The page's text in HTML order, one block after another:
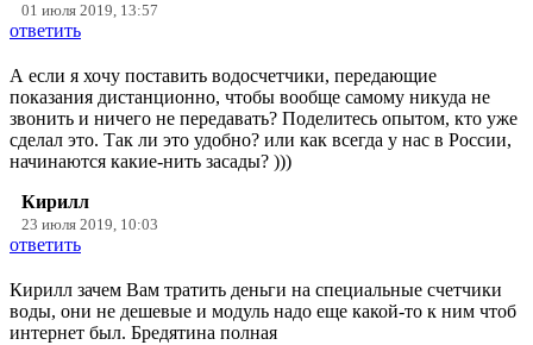
01 июля 2019, 13:57
ответить
А если я хочу поставить водосчетчики, передающие
показания дистанционно, чтобы вообще самому никуда не
звонить и ничего не передавать? Поделитесь опытом, кто уже
сделал это. Так ли это удобно? или как всегда у нас в России,
начинаются какие-нить засады? )))
Кирилл
23 июля 2019, 10:03
ответить
Кирилл зачем Вам тратить деньги на специальные счетчики
воды, они не дешевые и модуль надо еще какой-то к ним чтоб
интернет был. Бредятина полная